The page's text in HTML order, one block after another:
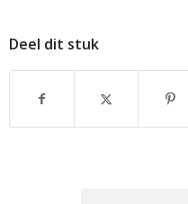
Deel dit stuk